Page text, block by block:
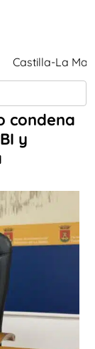
Castilla-La
condena
y